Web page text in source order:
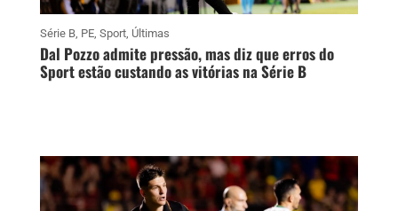
Série B, PE, Sport, Últimas
Dal Pozzo admite pressão, mas diz que erros do
Sport estão custando as vitórias na Série B